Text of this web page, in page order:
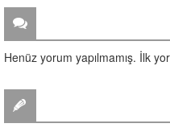
Henüz yorum yapılmamış. İlk